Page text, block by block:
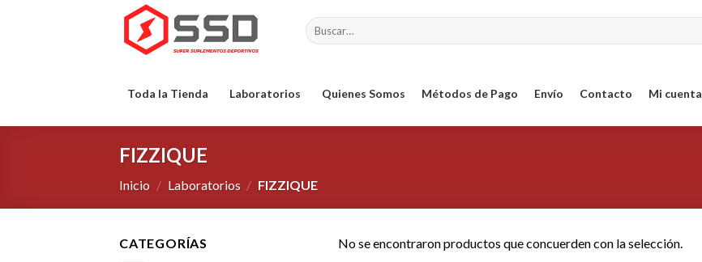
Buscar
por:
Toda la Tienda Laboratorios Quienes Somos Métodos de Pago Envío Contacto Mi cuenta
FIZZIQUE
Inicio / Laboratorios / FIZZIQUE
CATEGORÍAS No se encontraron productos que concuerden con la selección.